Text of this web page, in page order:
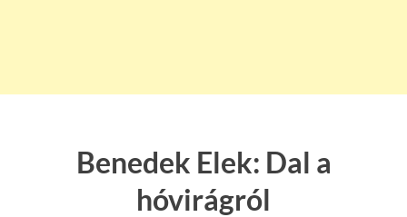
Benedek Elek: Dal a
hóvirágról